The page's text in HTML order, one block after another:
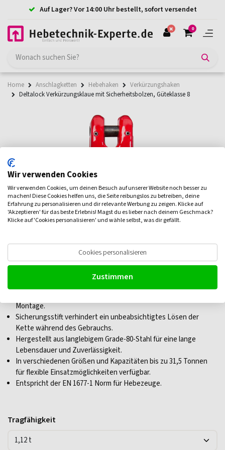
Auf Lager? Vor 14:00 Uhr bestellt, sofort versendet
0
Home Anschlagketten Hebehaken
Verkürzungshaken
Deltalock Verkürzungsklaue mit Sicherheitsbolzen, Güteklasse 8
Deltalock Verkürzungsklaue mit
Sicherheitsbolzen, Güteklasse 8
Montage.
Sicherungsstift verhindert ein unbeabsichtigtes Lösen der
Kette während des Gebrauchs.
Hergestellt aus langlebigem Grade-80-Stahl für eine lange
Lebensdauer und Zuverlässigkeit.
In verschiedenen Größen und Kapazitäten bis zu 31,5 Tonnen
für flexible Einsatzmöglichkeiten verfügbar.
Entspricht der EN 1677-1 Norm für Hebezeuge.
Tragfähigkeit
Wir verwenden Cookies
Wir verwenden Cookies, um deinen Besuch auf unserer Website noch besser zu
machen! Diese Cookies helfen uns, die Seite reibungslos zu betreiben, deine
Erfahrung zu personalisieren und dir relevante Werbung zu zeigen. Klicke auf
'Akzeptieren' für das beste Erlebnis! Magst du es lieber nach deinem Geschmack?
Klicke auf 'Cookies personalisieren' und wähle selbst, was dir gefällt.
Cookies personalisieren
Zustimmen